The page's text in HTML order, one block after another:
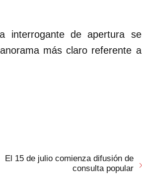
interrogante de apertura se
más claro referente a
El 15 de julio comienza difusión de
consulta popular